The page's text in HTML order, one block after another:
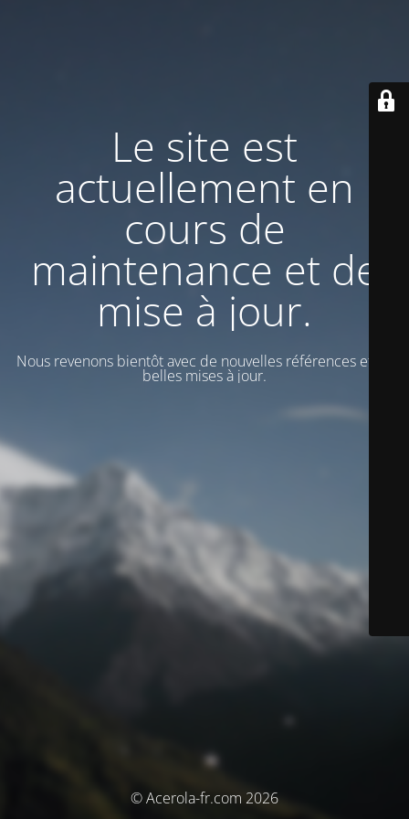
Le site est
actuellement en
cours de
maintenance et de
mise à jour.
Nous revenons bientôt avec de nouvelles références et de
belles mises à jour.
© Acerola-fr.com 2026